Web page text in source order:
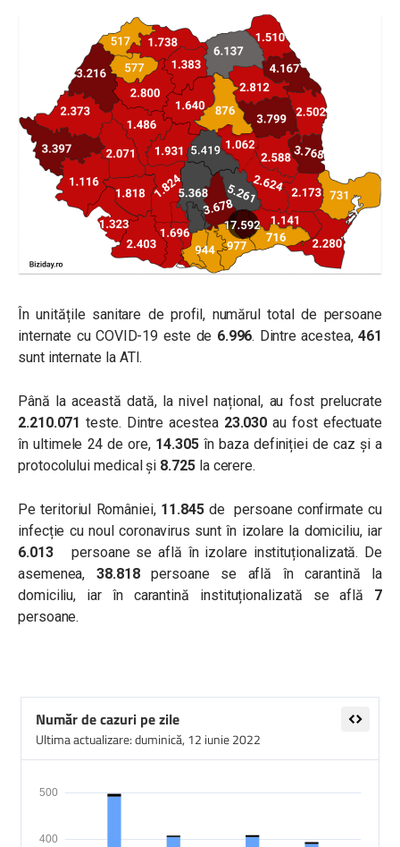
În unitățile sanitare de profil, numărul total de persoane
internate cu COVID-19 este de 6.996. Dintre acestea,461
sunt internate la ATI.
Până la această dată, la nivel național, au fost prelucrate
2.210.071 teste. Dintre acestea 23.030 au fost efectuate
în ultimele 24 de ore, 14.305în baza definiției de caz și a
protocolului medical și 8.725la cerere.
Pe teritoriul României, 11.845de persoane confirmate cu
infecție cu noul coronavirus sunt în izolare la domiciliu, iar
6.013persoane se află în izolare instituționalizată. De
asemenea, 38.818persoane se află în carantină la
domiciliu, iar în carantină instituționalizată se află 7
persoane.